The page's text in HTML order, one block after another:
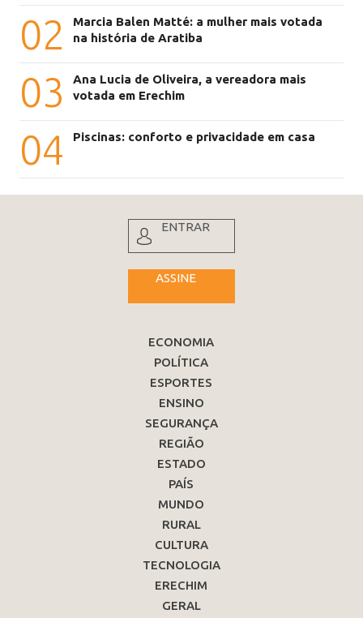
02
Marcia Balen Matté: a mulher mais votada
na história de Aratiba
03
Ana Lucia de Oliveira, a vereadora mais
votada em Erechim
04 Piscinas: conforto e privacidade em casa
ENTRAR
ASSINE
ECONOMIA
POLÍTICA
ESPORTES
ENSINO
SEGURANÇA
REGIÃO
ESTADO
PAÍS
MUNDO
RURAL
CULTURA
TECNOLOGIA
ERECHIM
GERAL